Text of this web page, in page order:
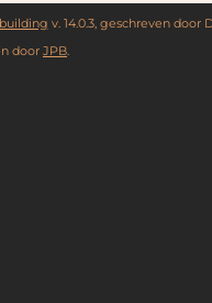
v. 14.0.3, geschreven door
door JPB